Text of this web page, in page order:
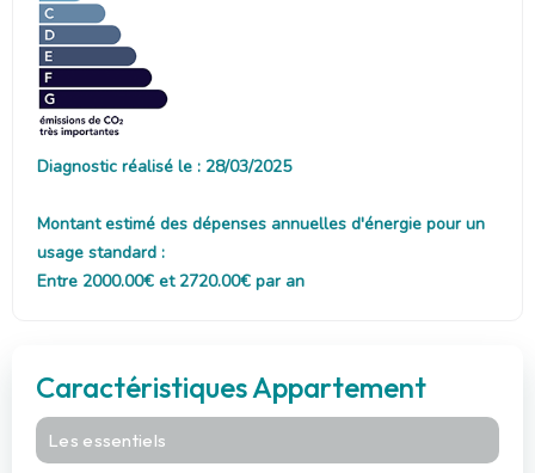
Diagnostic réalisé le : 28/03/2025
Montant estimé des dépenses annuelles d'énergie pour un
usage standard :
Entre 2000.00€ et 2720.00€ par an
Caractéristiques Appartement
Les essentiels